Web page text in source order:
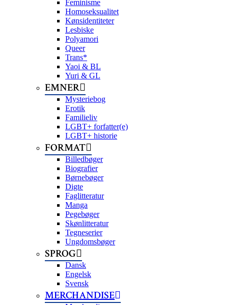
Feminisme
Homoseksualitet
Kønsidentiteter
Lesbiske
Polyamori
Queer
Trans*
Yaoi & BL
Yuri & GL
EMNER
Mysteriebog
Erotik
Familieliv
LGBT+ forfatter(e)
LGBT+ historie
FORMAT
Billedbøger
Biografier
Børnebøger
Digte
Faglitteratur
Manga
Pegebøger
Skønlitteratur
Tegneserier
Ungdomsbøger
SPROG
Dansk
Engelsk
Svensk
MERCHANDISE